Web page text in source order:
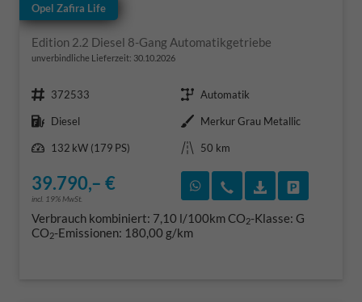
Opel Zafira Life
Edition 2.2 Diesel 8-Gang Automatikgetriebe
unverbindliche Lieferzeit: 30.10.2026
Fahrzeugnr. 372533 Getriebe Automatik
Kraftstoff Diesel Außenfarbe Merkur Grau Metallic
Leistung
132 kW (179 PS) Kilometerstand 50 km
39.790,– €
incl. 19% MwSt.
Rückruf vereinbaren
Wir rufen Sie an
Verbrauch kombiniert: 7,10 l/100kmCO2-Klasse: G
CO2-Emissionen: 180,00 g/km